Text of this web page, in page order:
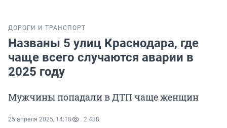
ДОРОГИ И ТРАНСПОРТ
Названы 5 улиц Краснодара, где
чаще всего случаются аварии в
2025 году
Мужчины попадали в ДТП чаще женщин
25 апреля 2025, 14:18 2 438